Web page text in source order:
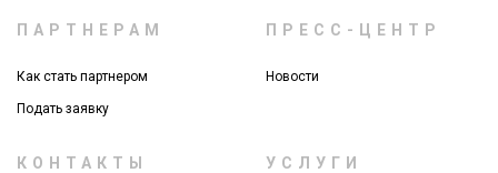
ПАРТНЕРАМ
Как стать партнером
Подать заявку
ПРЕСС-ЦЕНТР
Новости
КОНТАКТЫ УСЛУГИ